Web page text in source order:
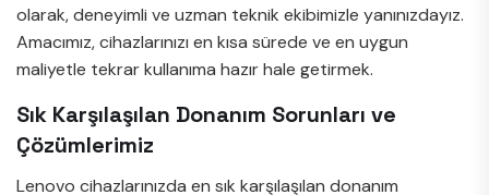
olarak, deneyimli ve uzman teknik ekibimizle yanınızdayız.
Amacımız, cihazlarınızı en kısa sürede ve en uygun
maliyetle tekrar kullanıma hazır hale getirmek.
Sık Karşılaşılan Donanım Sorunları ve
Çözümlerimiz
Lenovo cihazlarınızda en sık karşılaşılan donanım